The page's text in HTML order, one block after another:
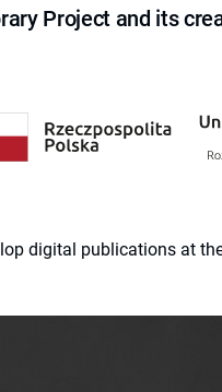
Project and its
digital publications at